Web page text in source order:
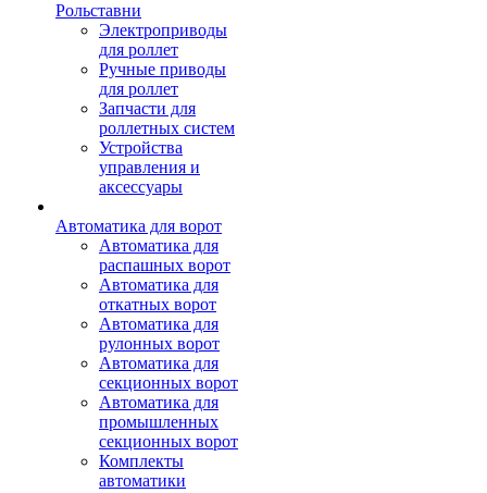
Рольставни
Электроприводы
для роллет
Ручные приводы
для роллет
Запчасти для
роллетных систем
Устройства
управления и
аксессуары
Автоматика для ворот
Автоматика для
распашных ворот
Автоматика для
откатных ворот
Автоматика для
рулонных ворот
Автоматика для
секционных ворот
Автоматика для
промышленных
секционных ворот
Комплекты
автоматики